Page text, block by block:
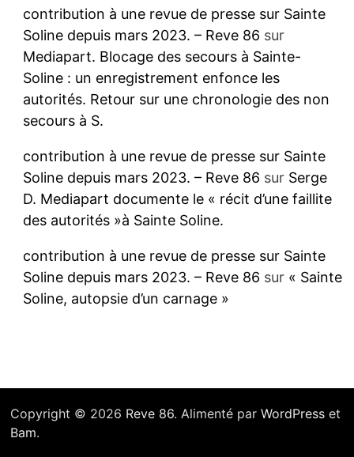
contribution à une revue de presse sur Sainte
Soline depuis mars 2023. – Reve 86 sur
Mediapart. Blocage des secours à Sainte-
Soline : un enregistrement enfonce les
autorités. Retour sur une chronologie des non
secours à S.
contribution à une revue de presse sur Sainte
Soline depuis mars 2023. – Reve 86 sur Serge
D. Mediapart documente le « récit d’une faillite
des autorités »à Sainte Soline.
contribution à une revue de presse sur Sainte
Soline depuis mars 2023. – Reve 86 sur « Sainte
Soline, autopsie d’un carnage »
Copyright © 2026 Reve 86. Alimenté par WordPresset
Bam.